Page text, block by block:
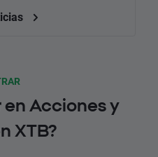
en Acciones y
XTB?